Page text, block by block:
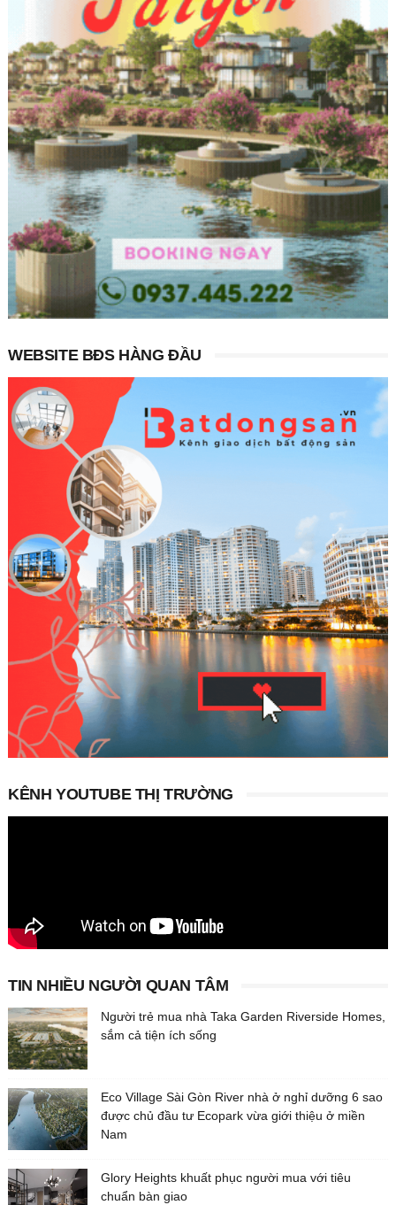
WEBSITE BĐS HÀNG ĐẦU
KÊNH YOUTUBE THỊ TRƯỜNG
TIN NHIỀU NGƯỜI QUAN TÂM
Người trẻ mua nhà Taka Garden Riverside Homes,
sắm cả tiện ích sống
Eco Village Sài Gòn River nhà ở nghỉ dưỡng 6 sao
được chủ đầu tư Ecopark vừa giới thiệu ở miền
Nam
Glory Heights khuất phục người mua với tiêu
chuẩn bàn giao